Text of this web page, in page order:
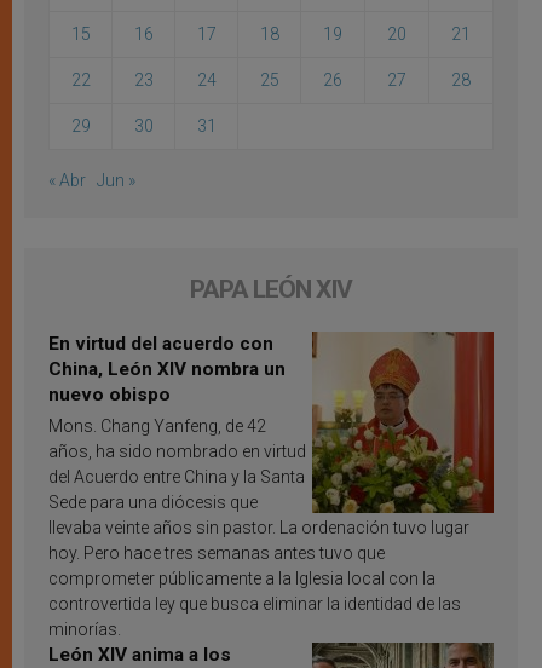
15 16 17 18 19 20 21
22 23 24 25 26 27 28
29 30 31
« Abr Jun »
PAPA LEÓN XIV
En virtud del acuerdo con
China, León XIV nombra un
nuevo obispo
Mons. Chang Yanfeng, de 42
años, ha sido nombrado en virtud
del Acuerdo entre China y la Santa
Sede para una diócesis que
llevaba veinte años sin pastor. La ordenación tuvo lugar
hoy. Pero hace tres semanas antes tuvo que
comprometer públicamente a la Iglesia local con la
controvertida ley que busca eliminar la identidad de las
minorías.
León XIV anima a los